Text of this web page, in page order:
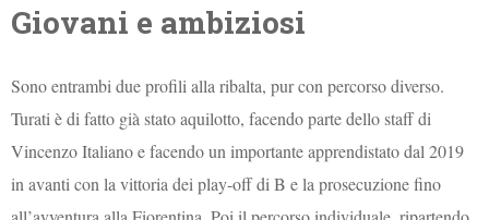
Giovani e ambiziosi
Sono entrambi due profili alla ribalta, pur con percorso diverso.
Turati è di fatto già stato aquilotto, facendo parte dello staff di
Vincenzo Italiano e facendo un importante apprendistato dal 2019
in avanti con la vittoria dei play-off di B e la prosecuzione fino